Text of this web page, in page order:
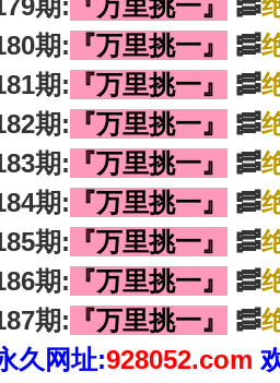
期: 『万里挑一』 🥓
期: 『万里挑一』 🥓
期: 『万里挑一』 🥓
期: 『万里挑一』 🥓
期: 『万里挑一』 🥓
期: 『万里挑一』 🥓
期: 『万里挑一』 🥓
期: 『万里挑一』 🥓
期: 『万里挑一』 🥓
久网址:928052.com